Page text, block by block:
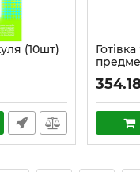
(10шт)